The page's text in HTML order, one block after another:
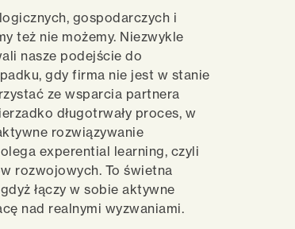
gospodarczych i
też nie możemy. Niezwykle
nasze podejście do
gdy firma nie jest w stanie
ze wsparcia partnera
długotrwały proces, w
rozwiązywanie
experential learning, czyli
rozwojowych. To świetna
łączy w sobie aktywne
nad realnymi wyzwaniami.